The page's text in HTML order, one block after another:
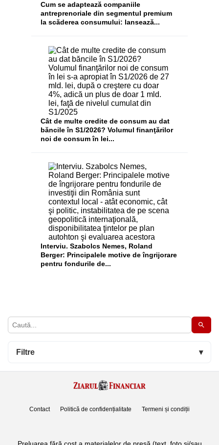
Filtre ▾
Cum se adaptează companiile
antreprenoriale din segmentul premium
la scăderea consumului: lansează...
Cât de multe credite de consum au dat
băncile în S1/2026? Volumul finanţărilor
noi de consum în lei...
Interviu. Szabolcs Nemes, Roland
Berger: Principalele motive de îngrijorare
pentru fondurile de...
Contact Politică de confidențialitate Termeni și condiții